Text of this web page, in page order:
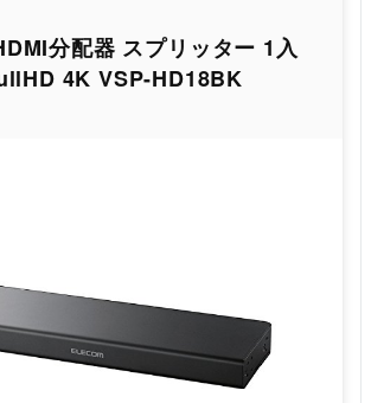
分配器 スプリッター 1入
4K VSP-HD18BK